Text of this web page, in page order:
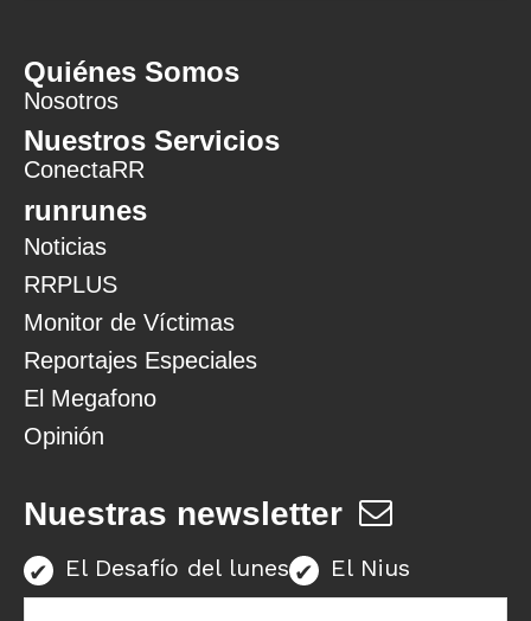
Quiénes Somos
Nosotros
Nuestros Servicios
ConectaRR
runrunes
Noticias
RRPLUS
Monitor de Víctimas
Reportajes Especiales
El Megafono
Opinión
Nuestras newsletter
El Desafío del lunes El Nius